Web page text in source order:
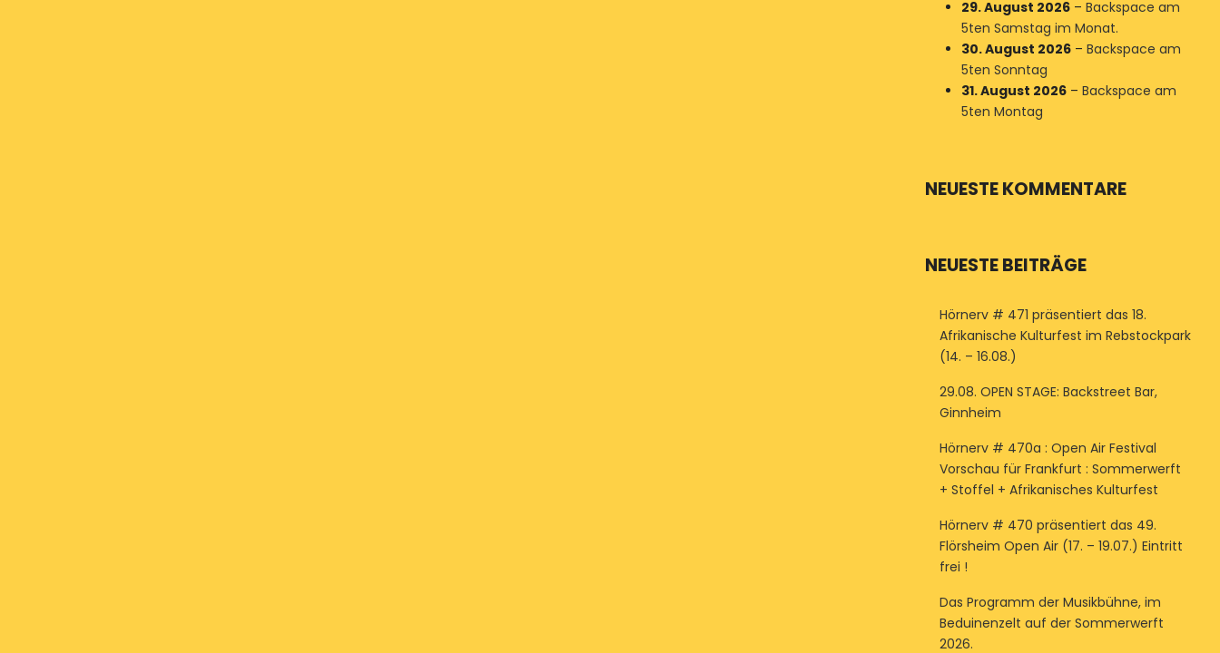
29. August 2026– Backspace am
5ten Samstag im Monat.
30. August 2026– Backspace am
5ten Sonntag
31. August 2026– Backspace am
5ten Montag
NEUESTE KOMMENTARE
NEUESTE BEITRÄGE
Hörnerv # 471 präsentiert das 18.
Afrikanische Kulturfest im Rebstockpark
(14. – 16.08.)
29.08. OPEN STAGE: Backstreet Bar,
Ginnheim
Hörnerv # 470a : Open Air Festival
Vorschau für Frankfurt : Sommerwerft
+ Stoffel + Afrikanisches Kulturfest
Hörnerv # 470 präsentiert das 49.
Flörsheim Open Air (17. – 19.07.) Eintritt
frei !
Das Programm der Musikbühne, im
Beduinenzelt auf der Sommerwerft
2026.